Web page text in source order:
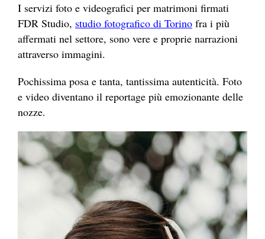
I servizi foto e videografici per matrimoni firmati
FDR Studio, studio fotografico di Torino fra i più
affermati nel settore, sono vere e proprie narrazioni
attraverso immagini.
Pochissima posa e tanta, tantissima autenticità. Foto
e video diventano il reportage più emozionante delle
nozze.